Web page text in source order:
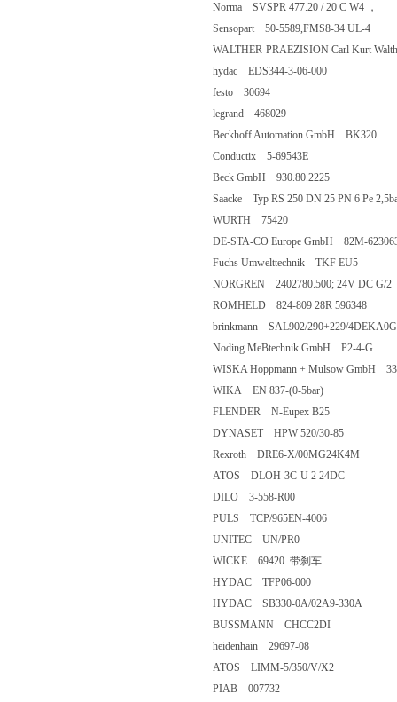
Norma SVSPR 477.20 / 20 C W4 ，
Sensopart 50-5589,FMS8-34 UL-4
WALTHER-PRAEZISION Carl Kurt
hydac EDS344-3-06-000
festo 30694
legrand 468029
Beckhoff Automation GmbH BK320
Conductix 5-69543E
Beck GmbH 930.80.2225
Saacke Typ RS 250 DN 25 PN 6 Pe
WURTH 75420
DE-STA-CO Europe GmbH 82M-
Fuchs Umwelttechnik TKF EU5
NORGREN 2402780.500; 24V DC G/2
ROMHELD 824-809 28R 596348
brinkmann SAL902/290+229/
Noding MeBtechnik GmbH P2-4-G
WISKA Hoppmann + Mulsow GmbH
WIKA EN 837-(0-5bar)
FLENDER N-Eupex B25
DYNASET HPW 520/30-85
Rexroth DRE6-X/00MG24K4M
ATOS DLOH-3C-U 2 24DC
DILO 3-558-R00
PULS TCP/965EN-4006
UNITEC UN/PR0
WICKE 69420 带刹车
HYDAC TFP06-000
HYDAC SB330-0A/02A9-330A
BUSSMANN CHCC2DI
heidenhain 29697-08
ATOS LIMM-5/350/V/X2
PIAB 007732